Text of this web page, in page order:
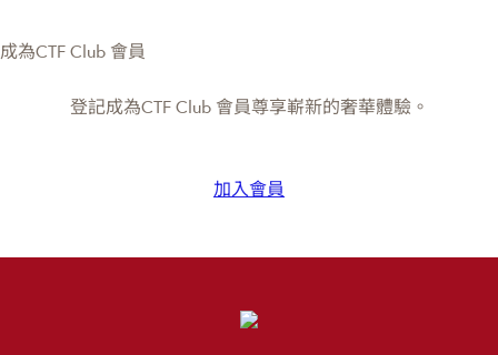
成為CTF Club 會員
登記成為CTF Club 會員尊享嶄新的奢華體驗。
加入會員